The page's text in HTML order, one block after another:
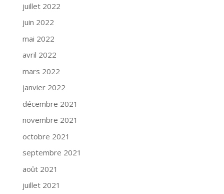
juillet 2022
juin 2022
mai 2022
avril 2022
mars 2022
janvier 2022
décembre 2021
novembre 2021
octobre 2021
septembre 2021
août 2021
juillet 2021